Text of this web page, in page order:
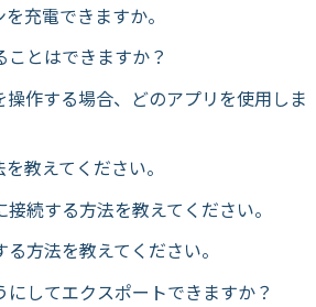
充電できますか。
とはできますか？
作する場合、どのアプリを使用しま
教えてください。
続する方法を教えてください。
方法を教えてください。
してエクスポートできますか？